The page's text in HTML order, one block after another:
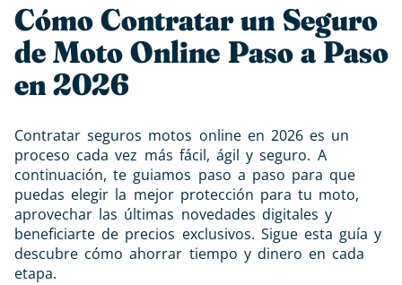
Cómo Contratar un Seguro
de Moto Online Paso a Paso
en 2026
Contratar seguros motos online en 2026 es un
proceso cada vez más fácil, ágil y seguro. A
continuación, te guiamos paso a paso para que
puedas elegir la mejor protección para tu moto,
aprovechar las últimas novedades digitales y
beneficiarte de precios exclusivos. Sigue esta guía y
descubre cómo ahorrar tiempo y dinero en cada
etapa.